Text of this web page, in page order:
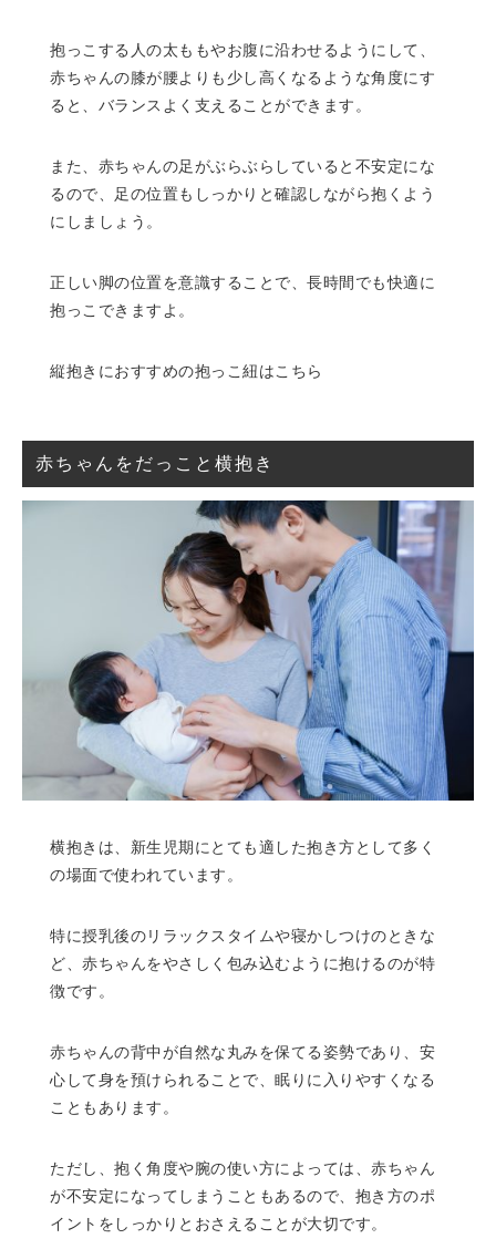
抱っこする人の太ももやお腹に沿わせるようにして、
赤ちゃんの膝が腰よりも少し高くなるような角度にす
ると、バランスよく支えることができます。
また、赤ちゃんの足がぶらぶらしていると不安定にな
るので、足の位置もしっかりと確認しながら抱くよう
にしましょう。
正しい脚の位置を意識することで、長時間でも快適に
抱っこできますよ。
縦抱きにおすすめの抱っこ紐はこちら
赤ちゃんをだっこと横抱き
横抱きは、新生児期にとても適した抱き方として多く
の場面で使われています。
特に授乳後のリラックスタイムや寝かしつけのときな
ど、赤ちゃんをやさしく包み込むように抱けるのが特
徴です。
赤ちゃんの背中が自然な丸みを保てる姿勢であり、安
心して身を預けられることで、眠りに入りやすくなる
こともあります。
ただし、抱く角度や腕の使い方によっては、赤ちゃん
が不安定になってしまうこともあるので、抱き方のポ
イントをしっかりとおさえることが大切です。